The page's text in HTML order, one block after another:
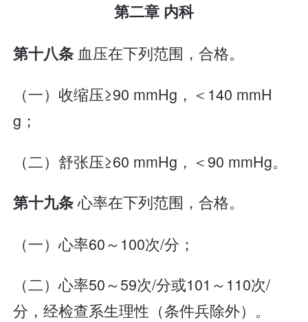
第二章 内科
第十八条 血压在下列范围，合格。
（一）收缩压≥90 mmHg，＜140 mmH
g；
（二）舒张压≥60 mmHg，＜90 mmHg。
第十九条心率在下列范围，合格。
（一）心率60～100次/分；
（二）心率50～59次/分或101～110次/
分，经检查系生理性（条件兵除外）。